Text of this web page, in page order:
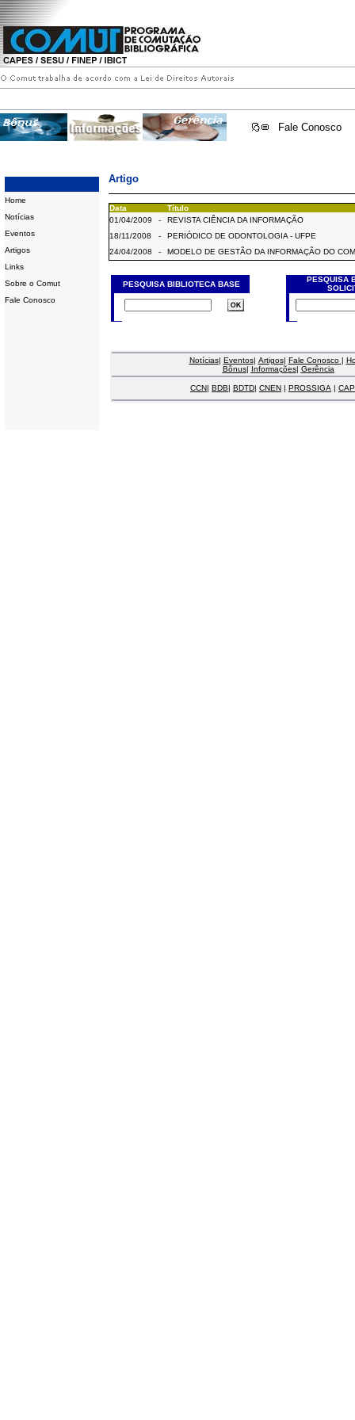
Fale Conosco
Home
Notícias
Eventos
Artigos
Links
Sobre o Comut
Fale Conosco
Artigo
Data
Título
01/04/2009
-
REVISTA CIÊNCIA DA INFORMAÇÃO
18/11/2008
-
PERIÓDICO DE ODONTOLOGIA - UFPE
24/04/2008
- MODELO DE GESTÃO DA INFORMAÇÃO DO
PESQUISA BIBLIOTECA BASE
PESQUISA
Notícias| Eventos| Artigos| Fale Conosco |
Bônus| Informações| Gerência
CCN| BDB| BDTD| CNEN | PROSSIGA |